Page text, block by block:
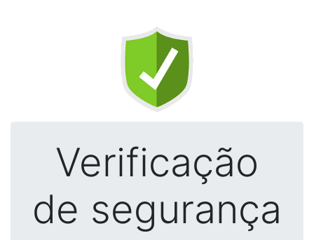
Verificação
de segurança